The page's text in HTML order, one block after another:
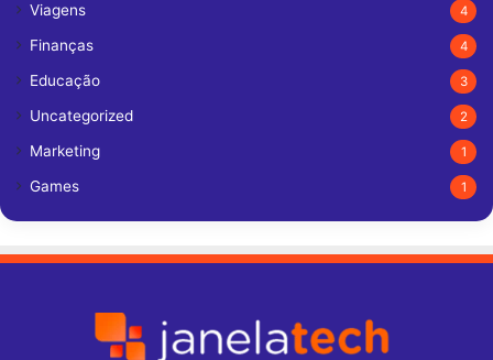
Viagens 4
Finanças 4
Educação 3
Uncategorized 2
Marketing 1
Games 1